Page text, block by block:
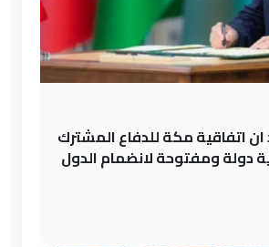
اتفاقية مكة للدفاع المشترك
دولة ومفتوحة لانضمام الدول